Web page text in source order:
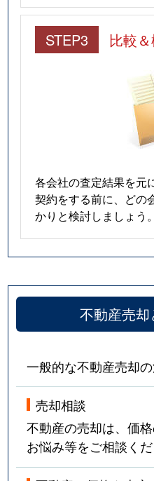
STEP3 比較
各会社の査定結果を元
契約をする前に、どの
かりと検討しましょう。
不動産売
一般的な不動産売却
売却相談
不動産の売却は、価
お悩み等をご相談くだ